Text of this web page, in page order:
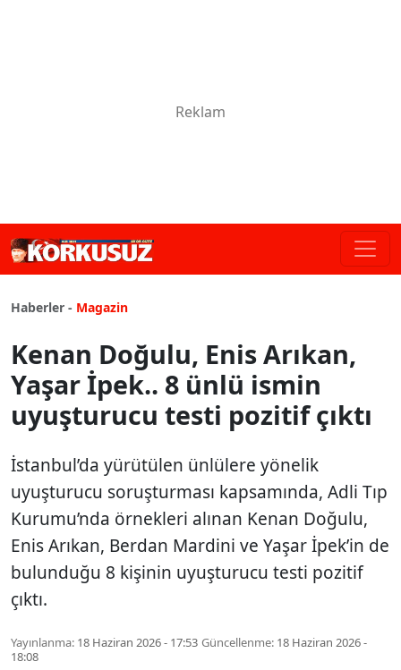
Haberler - Magazin
Kenan Doğulu, Enis Arıkan,
Yaşar İpek.. 8 ünlü ismin
uyuşturucu testi pozitif çıktı
İstanbul’da yürütülen ünlülere yönelik
uyuşturucu soruşturması kapsamında, Adli Tıp
Kurumu’nda örnekleri alınan Kenan Doğulu,
Enis Arıkan, Berdan Mardini ve Yaşar İpek’in de
bulunduğu 8 kişinin uyuşturucu testi pozitif
çıktı.
Yayınlanma: 18 Haziran 2026 - 17:53 Güncellenme: 18 Haziran 2026 -
18:08